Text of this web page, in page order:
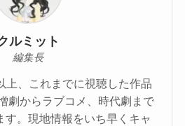
ルミット
編集長
上、これまでに視聴した作品
劇からラブコメ、時代劇まで
す。現地情報をいち早くキャ